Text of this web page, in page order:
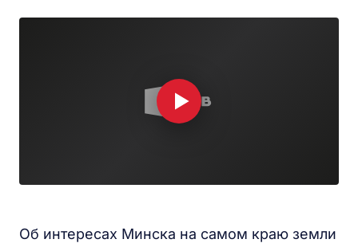
Об интересах Минска на самом краю земли